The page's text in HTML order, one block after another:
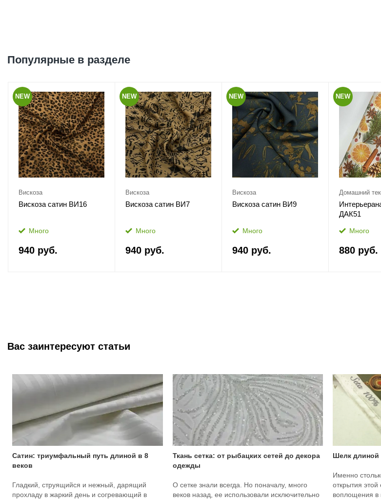
Популярные в разделе
NEW
Вискоза
Вискоза сатин ВИ16
Много
940 руб.
NEW
Вискоза
Вискоза сатин ВИ7
Много
940 руб.
NEW
Вискоза
Вискоза сатин ВИ9
Много
940 руб.
NEW
Домашний
ДАК51
Много
880 руб.
Вас заинтересуют статьи
Сатин: триумфальный путь длиной в 8
веков
Гладкий, струящийся и нежный, дарящий
прохладу в жаркий день и согревающий в
Ткань сетка: от рыбацких сетей до декора
одежды
О сетке знали всегда. Но поначалу, много
веков назад, ее использовали исключительно
Шелк длиной
Именно
открытия
воплощения в